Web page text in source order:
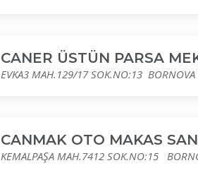
CANER ÜSTÜN PARSA
EVKA3 MAH.129/17 SOK.NO:13
CANMAK OTO MAKAS
KEMALPAŞA MAH.7412 SOK.NO:15